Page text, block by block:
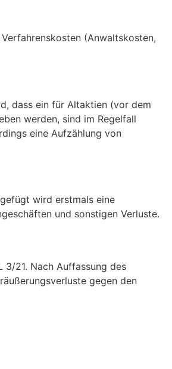
(Anwaltskosten,
dass ein für Altaktien (vor dem
werden, sind im Regelfall
eine Aufzählung von
wird erstmals eine
und sonstigen Verluste.
3/21. Nach Auffassung des
gegen den